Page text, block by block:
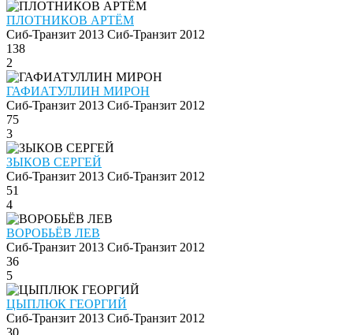
ПЛОТНИКОВ АРТЁМ
Сиб-Транзит 2013 Сиб-Транзит 2012
138
2
ГАФИАТУЛЛИН МИРОН
Сиб-Транзит 2013 Сиб-Транзит 2012
75
3
ЗЫКОВ СЕРГЕЙ
Сиб-Транзит 2013 Сиб-Транзит 2012
51
4
ВОРОБЬЁВ ЛЕВ
Сиб-Транзит 2013 Сиб-Транзит 2012
36
5
ЦЫПЛЮК ГЕОРГИЙ
Сиб-Транзит 2013 Сиб-Транзит 2012
30